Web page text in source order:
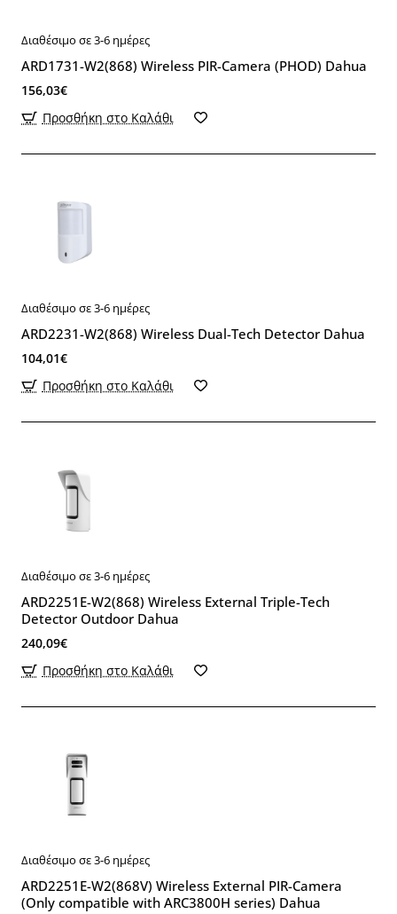
Διαθέσιμο σε 3-6 ημέρες
ARD1731-W2(868) Wireless PIR-Camera (PHOD) Dahua
156,03€
Προσθήκη στο Καλάθι
Διαθέσιμο σε 3-6 ημέρες
ARD2231-W2(868) Wireless Dual-Tech Detector Dahua
104,01€
Προσθήκη στο Καλάθι
Διαθέσιμο σε 3-6 ημέρες
ARD2251E-W2(868) Wireless External Triple-Tech
Detector Outdoor Dahua
240,09€
Προσθήκη στο Καλάθι
Διαθέσιμο σε 3-6 ημέρες
ARD2251E-W2(868V) Wireless External PIR-Camera
(Only compatible with ARC3800H series) Dahua